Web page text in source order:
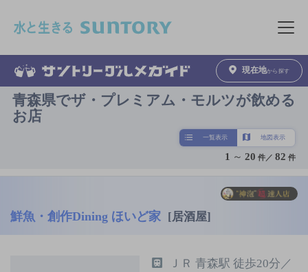
メニュ
現在地から探す
青森県でザ・プレミアム・モルツが飲める
お店
一覧表示 地図表示
1 ～ 20 件／82 件
鮮魚・創作Dining ほいど家 [居酒屋]
ＪＲ 青森駅 徒歩20分／